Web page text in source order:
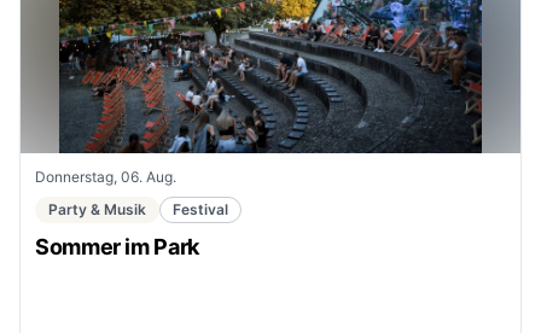
Donnerstag, 06. Aug.
Party & Musik
Festival
Sommer im Park